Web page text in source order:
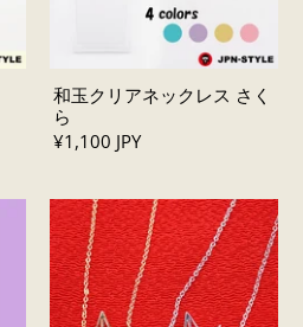
和玉クリアネックレス さく
ら
¥1,100 JPY